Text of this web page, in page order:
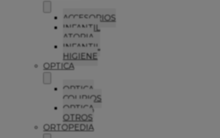
ACCESORIOS
INFANTIL
ATOPIA
INFANTIL
HIGIENE
OPTICA
OPTICA
COLIRIOS
OPTICA
OTROS
ORTOPEDIA